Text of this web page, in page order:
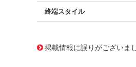
終端スタイル
掲載情報に誤りがございま